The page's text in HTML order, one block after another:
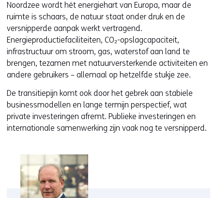
Noordzee wordt hét energiehart van Europa, maar de
ruimte is schaars, de natuur staat onder druk en de
versnipperde aanpak werkt vertragend.
Energieproductiefaciliteiten, CO₂-opslagcapaciteit,
infrastructuur om stroom, gas, waterstof aan land te
brengen, tezamen met natuurversterkende activiteiten en
andere gebruikers – allemaal op hetzelfde stukje zee.
De transitiepijn komt ook door het gebrek aan stabiele
businessmodellen en lange termijn perspectief, wat
private investeringen afremt. Publieke investeringen en
internationale samenwerking zijn vaak nog te versnipperd.